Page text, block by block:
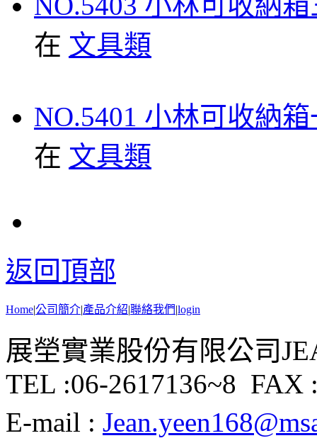
在 文具類
NO.5401 小林可收納
在 文具類
返回頂部
Home|公司簡介|產品介紹|聯絡我們|login
展塋實業股份有限公司
TEL :06-2617136~8 FAX
E-mail :